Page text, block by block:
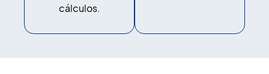
cálculos.